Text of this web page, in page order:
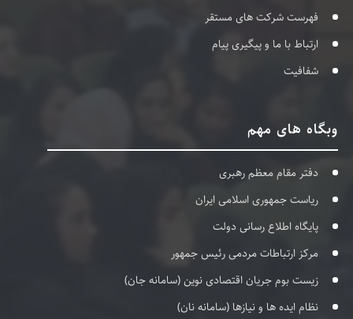
فهرست شرکت های مستقر
ارتباط با ما و پیگیری پیام
شفافیت
وبگاه های مهم
دفتر مقام معظم رهبری
ریاست جمهوری اسلامی ایران
پایگاه اطلاع رسانی دولت
مرکز ارتباطات مردمی رئیس جمهور
زیست بوم جریان اقتصادی نوین (سامانه جان)
نظام ایده ها و نیازها (سامانه نان)